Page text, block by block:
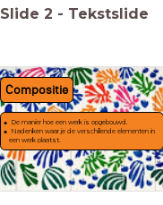
Slide 2 - Tekstslide
Compositie
De manier hoe een werk is opgebouwd.
Nadenken waar je de verschillende elementen in
een werk plaatst.